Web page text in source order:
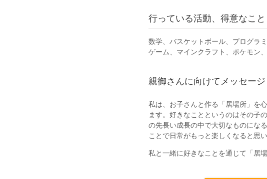
行っている活動、得意なこと
数学、バスケットボール、プログラ
ゲーム、マインクラフト、ポケモン
親御さんに向けてメッセージ
私は、お子さんと作る「居場所」を
ます。好きなことというのはその子
の先長い成長の中で大切なものにな
ことで日常がもっと楽しくなると思い
私と一緒に好きなことを通じて「居